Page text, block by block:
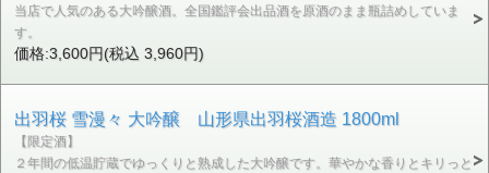
当店で人気のある大吟醸酒。全国鑑評会出品酒を原酒のまま瓶詰めしていま
す。
価格:3,600円(税込 3,960円)
出羽桜 雪漫々 大吟醸 山形県出羽桜酒造 1800ml
【限定酒】
２年間の低温貯蔵でゆっくりと熟成した大吟醸です。華やかな香りとキリっと